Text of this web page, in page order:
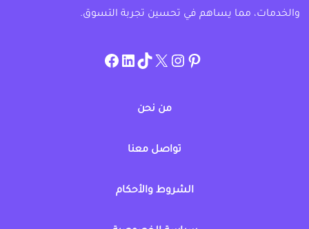
والخدمات، مما يساهم في تحسين تجربة التسوق.
pinterest
allcouponat
twitter
TikTok
linkedin
facebook
من نحن
تواصل معنا
الشروط والأحكام